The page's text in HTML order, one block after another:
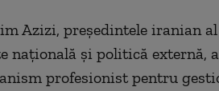
Azizi, președintele iranian
națională și politică externă,
profesionist pentru